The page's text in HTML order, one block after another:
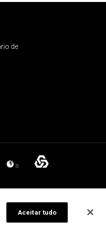
de
Aceitar tudo